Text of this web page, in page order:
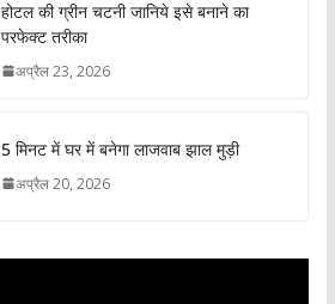
होटल की ग्रीन चटनी जानिये इसे बनाने का
परफेक्ट तरीका
अप्रैल 23, 2026
5 मिनट में घर में बनेगा लाजवाब झाल मुड़ी
अप्रैल 20, 2026